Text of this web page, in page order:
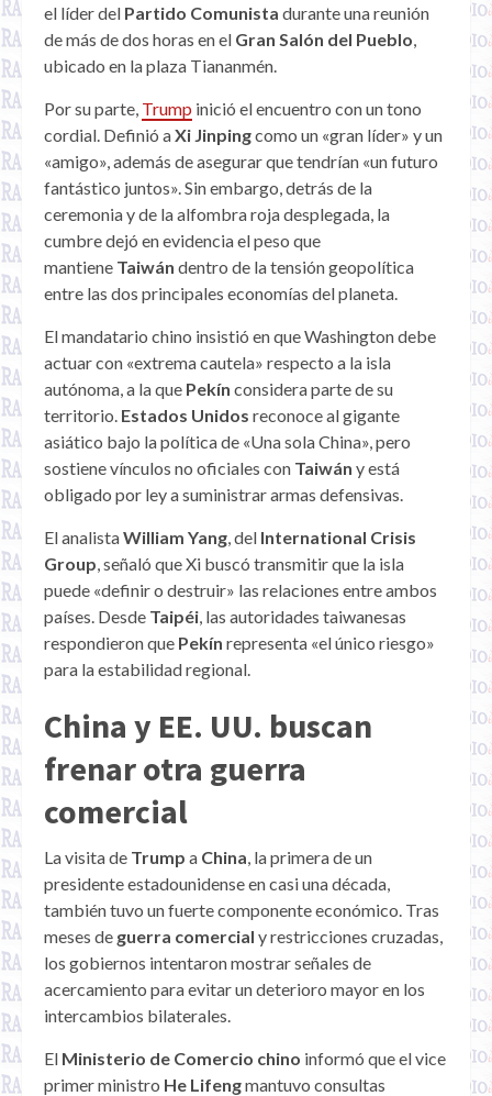
el líder del Partido Comunista durante una reunión
de más de dos horas en el Gran Salón del Pueblo
ubicado en la plaza Tiananmén.
Por su parte, Trump inició el encuentro con un tono
cordial. Definió aXi Jinpingcomo un «gran líder» y un
«amigo», además de asegurar que tendrían «un futuro
fantástico juntos». Sin embargo, detrás de la
ceremonia y de la alfombra roja desplegada, la
cumbre dejó en evidencia el peso que
mantiene Taiwán dentro de la tensión geopolítica
entre las dos principales economías del planeta.
El mandatario chino insistió en que Washington debe
actuar con «extrema cautela» respecto a la isla
autónoma, a la que Pekín considera parte de su
territorio. Estados Unidos reconoce al gigante
asiático bajo la política de «Una sola China», pero
sostiene vínculos no oficiales con Taiwán y está
obligado por ley a suministrar armas defensivas.
El analistaWilliam Yang , del International Crisis
Group , señaló que Xi buscó transmitir que la isla
puede «definir o destruir» las relaciones entre ambos
países. Desde Taipéi , las autoridades taiwanesas
respondieron que Pekín representa «el único riesgo»
para la estabilidad regional.
China y EE. UU. buscan
frenar otra guerra
comercial
La visita de Trump a China , la primera de un
presidente estadounidense en casi una década,
también tuvo un fuerte componente económico. Tras
meses de guerra comercial y restricciones cruzadas,
los gobiernos intentaron mostrar señales de
acercamiento para evitar un deterioro mayor en los
intercambios bilaterales.
El Ministerio de Comercio chino informó que el vice
primer ministro He Lifengmantuvo consultas